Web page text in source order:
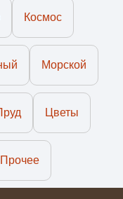
Космос
Морской
Цветы
Прочее